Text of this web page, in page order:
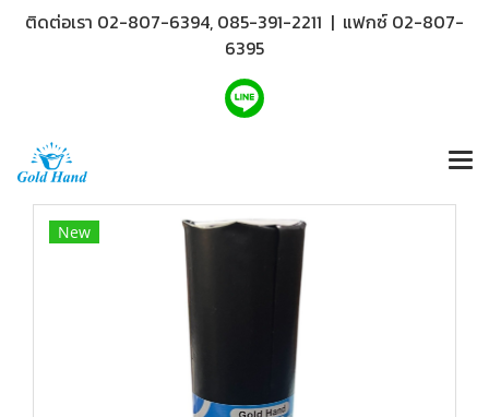
ติดต่อเรา 02-807-6394, 085-391-2211 | แฟกซ์ 02-807-
6395
New